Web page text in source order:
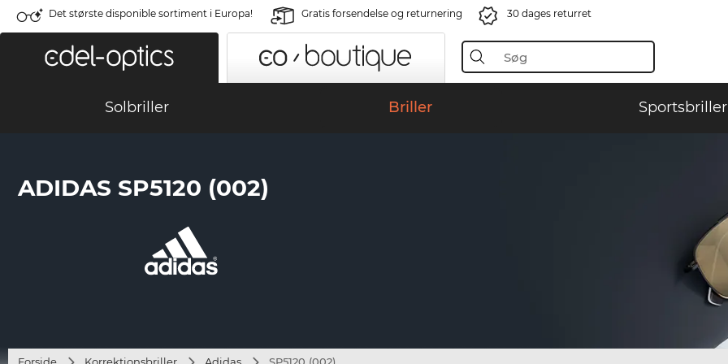
Det største disponible sortiment i Europa! Gratis forsendelse og returnering 30 dages returret
Solbriller Briller Sportsbriller
ADIDAS SP5120 (002)